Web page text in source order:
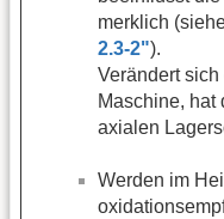
merklich
2.3-2").
Verändert
Maschine, hat
axialen
Werden im